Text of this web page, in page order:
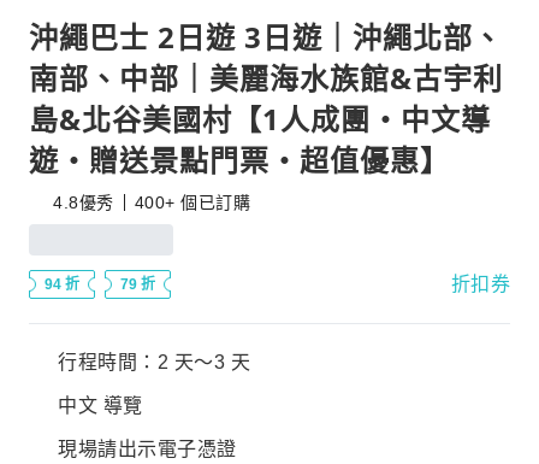
沖繩巴士 2日遊 3日遊｜沖繩北部、
南部、中部｜美麗海水族館&古宇利
島&北谷美國村【1人成團・中文導
遊・贈送景點門票・超值優惠】
4.8優秀 400+ 個已訂購
94 折 79 折 折扣券
行程時間：2 天～3 天
中文 導覽
現場請出示電子憑證